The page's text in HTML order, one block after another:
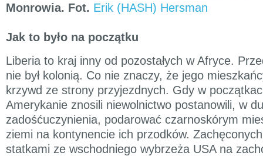
Monrowia. Fot. Erik (HASH) Hersman
Jak to było na początku
Liberia to kraj inny od pozostałych w Afryce.
nie był kolonią. Co nie znaczy, że jego
krzywd ze strony przyjezdnych. Gdy w
Amerykanie znosili niewolnictwo postanowili, w
zadośćuczynienia, podarować czarnoskórym
ziemi na kontynencie ich przodków.
statkami ze wschodniego wybrzeża USA na